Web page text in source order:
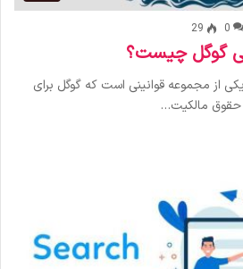
0
29
گوگل چیست؟
از مجموعه قوانینی است که گوگل برای
حقوق مالکیت…